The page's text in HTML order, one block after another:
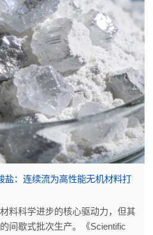
盐：连续流为高性能无机材料打
料科学进步的核心驱动力，但其
间歇式批次生产。《Scientific